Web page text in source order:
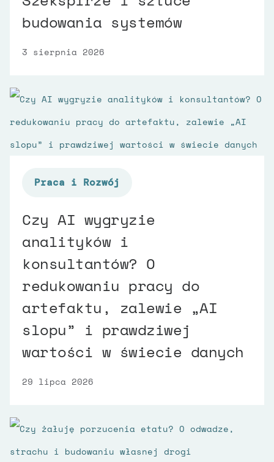
budowania systemów
3 sierpnia 2026
Praca i Rozwój
Czy AI wygryzie
analityków i
konsultantów? O
redukowaniu pracy do
artefaktu, zalewie „AI
slopu” i prawdziwej
wartości w świecie danych
29 lipca 2026